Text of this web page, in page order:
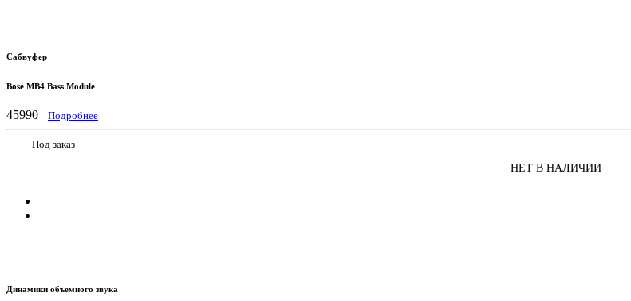
Сабвуфер
Bose МВ4 Bass Module
45990 Подробнее
Под заказ
НЕТ В НАЛИЧИИ
Динамики объемного звука